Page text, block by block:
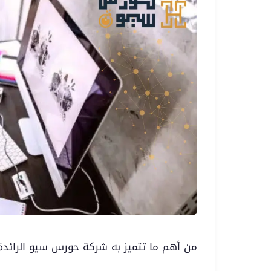
من أهم ما تتميز به شركة حورس سيو